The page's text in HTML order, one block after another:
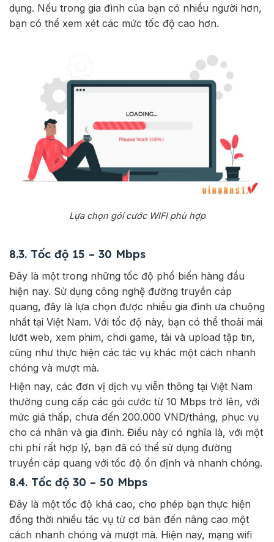
dụng. Nếu trong gia đình của bạn có nhiều người hơn,
bạn có thể xem xét các mức tốc độ cao hơn.
Lựa chọn gói cước WIFI phù hợp
8.3. Tốc độ 15 – 30 Mbps
Đây là một trong những tốc độ phổ biến hàng đầu
hiện nay. Sử dụng công nghệ đường truyền cáp
quang, đây là lựa chọn được nhiều gia đình ưa chuộng
nhất tại Việt Nam. Với tốc độ này, bạn có thể thoải mái
lướt web, xem phim, chơi game, tải và upload tập tin,
cũng như thực hiện các tác vụ khác một cách nhanh
chóng và mượt mà.
Hiện nay, các đơn vị dịch vụ viễn thông tại Việt Nam
thường cung cấp các gói cước từ 10 Mbps trở lên, với
mức giá thấp, chưa đến 200.000 VND/tháng, phục vụ
cho cá nhân và gia đình. Điều này có nghĩa là, với một
chi phí rất hợp lý, bạn đã có thể sử dụng đường
truyền cáp quang với tốc độ ổn định và nhanh chóng.
8.4. Tốc độ 30 – 50 Mbps
Đây là một tốc độ khá cao, cho phép bạn thực hiện
đồng thời nhiều tác vụ từ cơ bản đến nâng cao một
cách nhanh chóng và mượt mà. Hiện nay, mạng wifi